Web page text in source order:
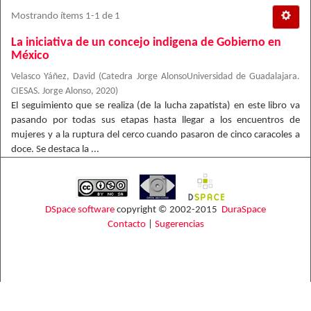
Mostrando ítems 1-1 de 1
La iniciativa de un concejo indigena de Gobierno en
México
Velasco Yáñez, David (Catedra Jorge AlonsoUniversidad de Guadalajara.
CIESAS. Jorge Alonso, 2020)
El seguimiento que se realiza (de la lucha zapatista) en este libro va
pasando por todas sus etapas hasta llegar a los encuentros de
mujeres y a la ruptura del cerco cuando pasaron de cinco caracoles a
doce. Se destaca la ...
DSpace software copyright © 2002-2015 DuraSpace
Contacto| Sugerencias